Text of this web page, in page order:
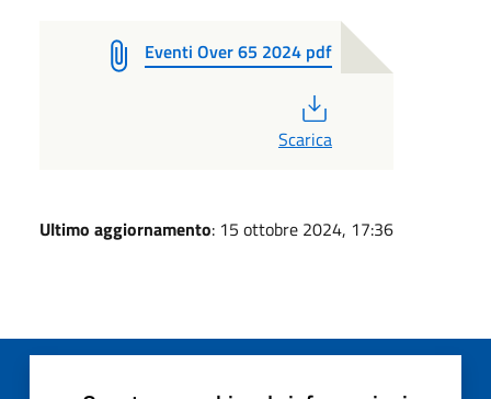
Eventi Over 65 2024 pdf
Scarica
Ultimo aggiornamento: 15 ottobre 2024, 17:36